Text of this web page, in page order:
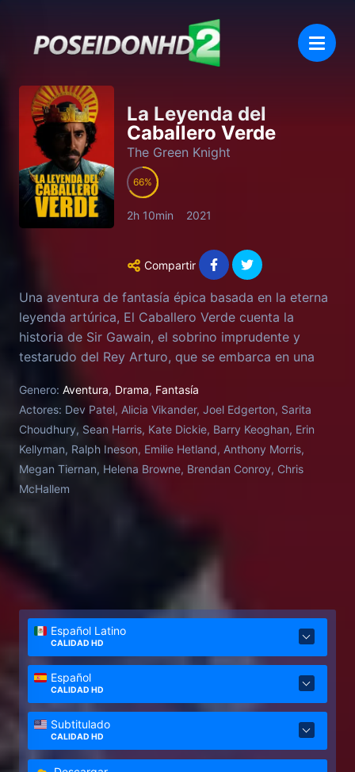
La Leyenda del
Caballero Verde
The Green Knight
66
2h 10min 2021
Compartir
Una aventura de fantasía épica basada en la eterna
leyenda artúrica, El Caballero Verde cuenta la
historia de Sir Gawain, el sobrino imprudente y
testarudo del Rey Arturo, que se embarca en una
Verde del mismo nombre, un gigantesco extraño de
piel esmeralda y retador de hombres.
Genero: Aventura, Drama, Fantasía
Actores: Dev Patel, Alicia Vikander, Joel Edgerton, Sarita
Choudhury, Sean Harris, Kate Dickie, Barry Keoghan, Erin
Kellyman, Ralph Ineson, Emilie Hetland, Anthony Morris,
Megan Tiernan, Helena Browne, Brendan Conroy, Chris
McHallem
Español Latino
CALIDAD HD
Español
CALIDAD HD
Subtitulado
CALIDAD HD